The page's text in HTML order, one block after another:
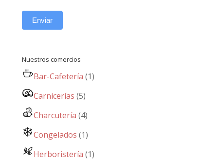
Enviar
Nuestros comercios
Bar-Cafetería (1)
Carnicerías (5)
Charcutería (4)
Congelados (1)
Herboristería (1)